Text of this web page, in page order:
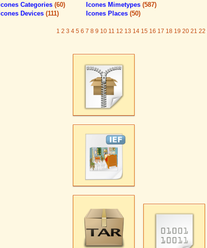
Icones Categories (60)
Icones Devices (111)
Icones Mimetypes (587)
Icones Places (50)
1 2 3 4 5 6 7 8 9 10 11 12 13 14 15 16 17 18 19 20 21 22